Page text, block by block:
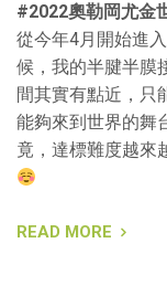
#2022奧勒岡尤金
從今年4月開始進
候，我的半腱半膜
間其實有點近，只
能夠來到世界的舞
竟，達標難度越來
READ MORE